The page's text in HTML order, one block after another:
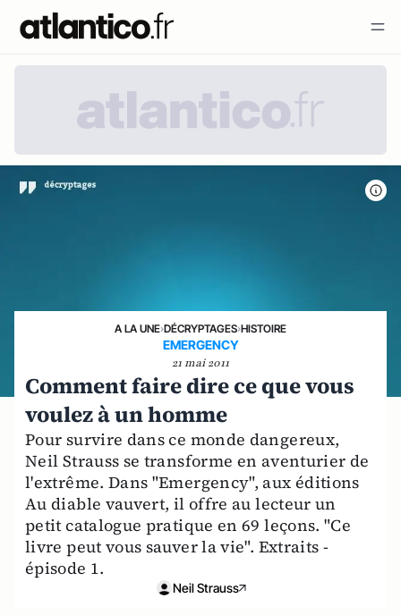
A LA UNE›DÉCRYPTAGES›HISTOIRE
EMERGENCY
21 mai 2011
Comment faire dire ce que vous
voulez à un homme
Pour survire dans ce monde dangereux,
Neil Strauss se transforme en aventurier de
l'extrême. Dans "Emergency", aux éditions
Au diable vauvert, il offre au lecteur un
petit catalogue pratique en 69 leçons. "Ce
livre peut vous sauver la vie". Extraits -
épisode 1.
Neil Strauss